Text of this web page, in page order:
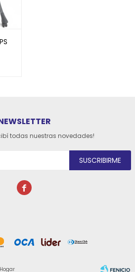
todas nuestras novedades!
SUSCRIBIRME
